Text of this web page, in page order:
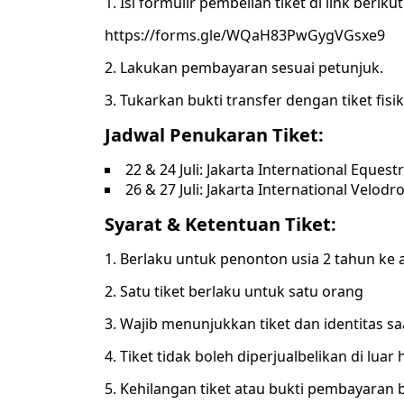
https://forms.gle/WQaH83PwGygVGsxe9
2. Lakukan pembayaran sesuai petunjuk.
3. Tukarkan bukti transfer dengan tiket
Jadwal Penukaran Tiket:
22 & 24 Juli: Jakarta International
26 & 27 Juli: Jakarta International
Syarat & Ketentuan Tiket:
1. Berlaku untuk penonton usia 2 tahun ke
2. Satu tiket berlaku untuk satu orang
3. Wajib menunjukkan tiket dan identitas
4. Tiket tidak boleh diperjualbelikan di luar
5. Kehilangan tiket atau bukti